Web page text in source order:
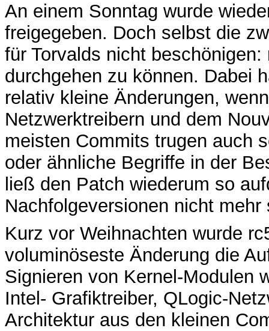
An einem Sonntag wurde
freigegeben. Doch selbst die
für Torvalds nicht
durchgehen zu können. Dabei
relativ kleine Änderungen,
Netzwerktreibern und dem
meisten Commits trugen auch
oder ähnliche Begriffe in der
ließ den Patch wiederum so
Nachfolgeversionen nicht mehr
Kurz vor Weihnachten wurde
voluminöseste Änderung die
Signieren von Kernel-Modulen
Intel- Grafiktreiber, QLogic-
Architektur aus den kleinen